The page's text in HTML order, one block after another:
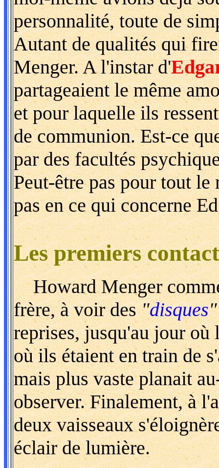
personnalité, toute de
Autant de qualités qui
Menger. A l'instar d'
partageaient le même
et pour laquelle ils
de communion. Est-ce
par des facultés
Peut-être pas pour tout
pas en ce qui concerne
Les premiers
Howard Menger
frère, à voir des"disques"
reprises, jusqu'au jour où
où ils étaient en train de
mais plus vaste planait
observer. Finalement, à
deux vaisseaux
éclair de lumière.